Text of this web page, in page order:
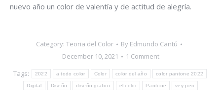
nuevo año un color de valentía y de actitud de alegría.
Category: Teoria del Color By Edmundo Cantú
December 10, 2021
1 Comment
Tags:
2022 a todo color Color color del año color pantone 2022
Digital Diseño diseño grafico el color Pantone vey peri